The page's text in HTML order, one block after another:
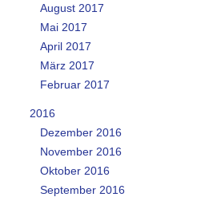
August 2017
Mai 2017
April 2017
März 2017
Februar 2017
2016
Dezember 2016
November 2016
Oktober 2016
September 2016